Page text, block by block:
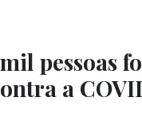
pessoas
a